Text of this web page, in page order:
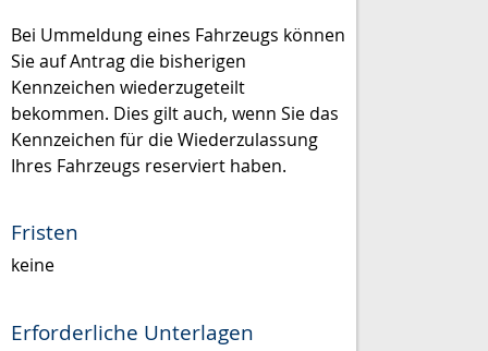
Bei Ummeldung eines Fahrzeugs können
Sie auf Antrag die bisherigen
Kennzeichen wiederzugeteilt
bekommen. Dies gilt auch, wenn Sie das
Kennzeichen für die Wiederzulassung
Ihres Fahrzeugs reserviert haben.
Fristen
keine
Erforderliche Unterlagen